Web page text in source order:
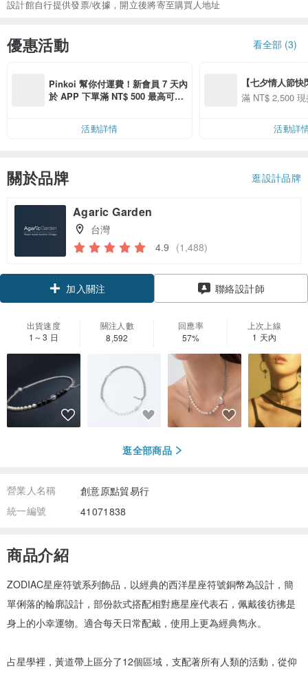
設計館自行提供發票/收據，開立後將寄至購買人地址
優惠活動 看全部 (3)
Pinkoi 幫你付運費！新會員 7 天內
於 APP 下單滿 NT$ 500 最高可折
活動詳情
【七夕情人節
用 APP 購買任
滿 NT$ 2,500
活動詳
關於品牌 逛設計品牌
Agaric Garden
台灣
4.9 (1,488)
加入關注 聯絡設計師
出貨速度
1～3 日
關注人數
8,592
回應率
57%
上次上線
1 天內
逛全部商品
營業人名稱
創意原點貿易行
統一編號
41071838
商品介紹
ZODIAC星座符號系列飾品，以經典的西洋星座符號銅幣為設計，簡
單俐落的輪廓設計，部份款式搭配相對應星座代表石，佩戴後彷彿是
身上的小幸運物。適合每天日常配戴，使用上更為經典雋永。
占星學裡，黃道帶上區分了12個區域，支配著所有人類的活動，從仰